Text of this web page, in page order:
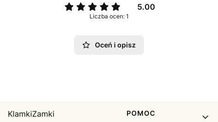
5.00
Liczba ocen: 1
Oceń i opisz
KlamkiZamki
Linki w stopce
POMOC